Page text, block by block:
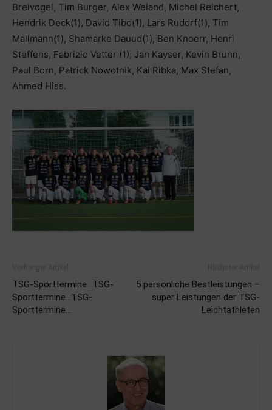
Breivogel, Tim Burger, Alex Weiand, Michel Reichert,
Hendrik Deck(1), David Tibo(1), Lars Rudorf(1), Tim
Mallmann(1), Shamarke Dauud(1), Ben Knoerr, Henri
Steffens, Fabrizio Vetter (1), Jan Kayser, Kevin Brunn,
Paul Born, Patrick Nowotnik, Kai Ribka, Max Stefan,
Ahmed Hiss.
TSG-Sporttermine…TSG-
Sporttermine…TSG-
Sporttermine…
5 persönliche Bestleistungen –
super Leistungen der TSG-
Leichtathleten